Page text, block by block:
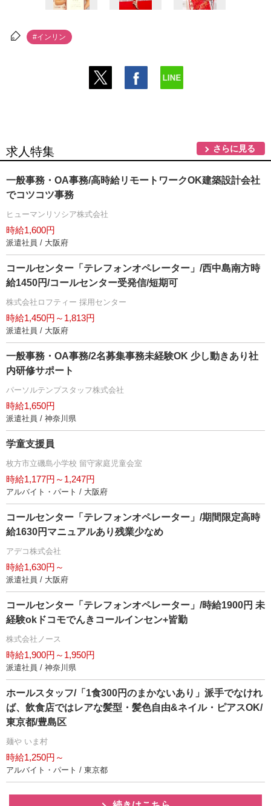
#インリン
求人特集 さらに見る
一般事務・OA事務/高時給リモートワークOK建築設計会社
でコツコツ事務
ヒューマンリソシア株式会社
時給1,600円
派遣社員 / 大阪府
コールセンター「テレフォンオペレーター」/西中島南方時
給1450円/コールセンター受発信/短期可
株式会社ロフティー 採用センター
時給1,450円～1,813円
派遣社員 / 大阪府
一般事務・OA事務/2名募集事務未経験OK 少し動きあり社
内研修サポート
パーソルテンプスタッフ株式会社
時給1,650円
派遣社員 / 神奈川県
学童支援員
枚方市立磯島小学校 留守家庭児童会室
時給1,177円～1,247円
アルバイト・パート / 大阪府
コールセンター「テレフォンオペレーター」/期間限定高時
給1630円マニュアルあり残業少なめ
アデコ株式会社
時給1,630円～
派遣社員 / 大阪府
コールセンター「テレフォンオペレーター」/時給1900円 未
経験okドコモでんきコールインセン+皆勤
株式会社ノース
時給1,900円～1,950円
派遣社員 / 神奈川県
ホールスタッフ/「1食300円のまかないあり」派手でなけれ
ば、飲食店ではレアな髪型・髪色自由&ネイル・ピアスOK/
東京都/豊島区
麺や いま村
時給1,250円～
アルバイト・パート / 東京都